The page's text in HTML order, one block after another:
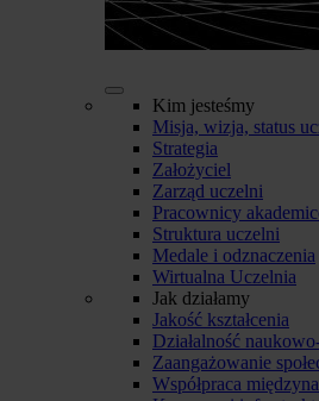
Kim jesteśmy
Misja, wizja, status
Strategia
Założyciel
Zarząd uczelni
Pracownicy
Struktura uczelni
Medale i odznaczenia
Wirtualna Uczelnia
Jak działamy
Jakość kształcenia
Działalność
Zaangażowanie
Współpraca